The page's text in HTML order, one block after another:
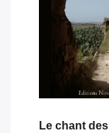
Le chant des